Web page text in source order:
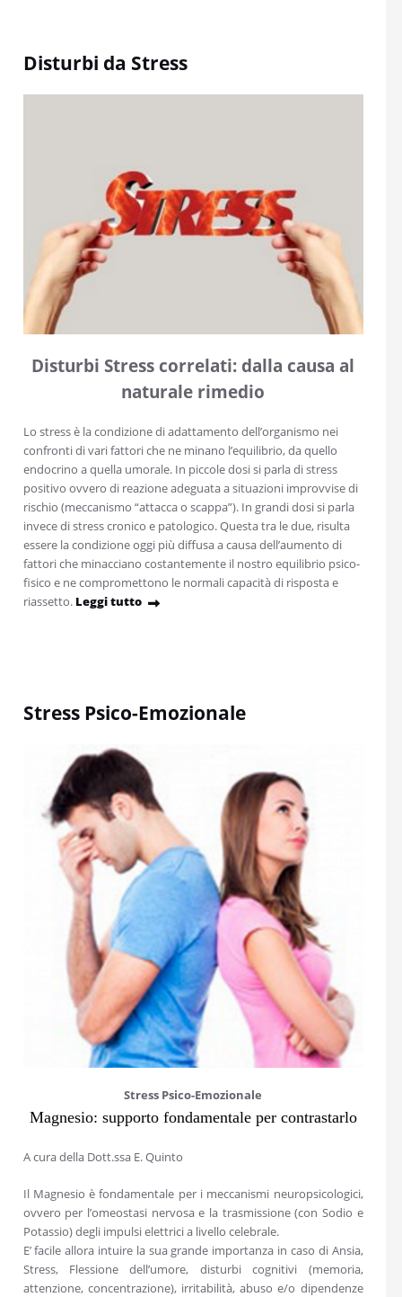
Disturbi da Stress
Disturbi Stress correlati: dalla causa al
naturale rimedio
Lo stress è la condizione di adattamento dell’organismo nei
confronti di vari fattori che ne minano l’equilibrio, da quello
endocrino a quella umorale. In piccole dosi si parla di stress
positivo ovvero di reazione adeguata a situazioni improvvise di
rischio (meccanismo “attacca o scappa”). In grandi dosi si parla
invece di stress cronico e patologico. Questa tra le due, risulta
essere la condizione oggi più diffusa a causa dell’aumento di
fattori che minacciano costantemente il nostro equilibrio psico-
fisico e ne compromettono le normali capacità di risposta e
riassetto. Leggi tutto
Stress Psico-Emozionale
Stress Psico-Emozionale
Magnesio: supporto fondamentale per contrastarlo
A cura della Dott.ssa E. Quinto
Il Magnesio è fondamentale per i meccanismi neuropsicologici,
ovvero per l’omeostasi nervosa e la trasmissione (con Sodio e
Potassio) degli impulsi elettrici a livello celebrale.
E’ facile allora intuire la sua grande importanza in caso di Ansia,
Stress, Flessione dell’umore, disturbi cognitivi (memoria,
attenzione, concentrazione), irritabilità, abuso e/o dipendenze